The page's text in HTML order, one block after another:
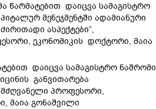
წარმატებით დაიცვა სამაგისტრო
მენეჯმენტში ადამიანური
ასპექტები”,
ეკონომიკის დოქტორი, მაია
დაიცვა სამაგისტრო ნაშრომი
განვითარება
პროფესორი,
მაია გონაშვილი